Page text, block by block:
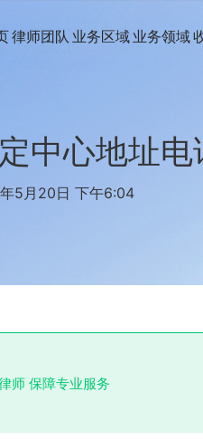
律师团队 业务区域 业务领域
中心地址电
5月20日 下午6:04
师 保障专业服务